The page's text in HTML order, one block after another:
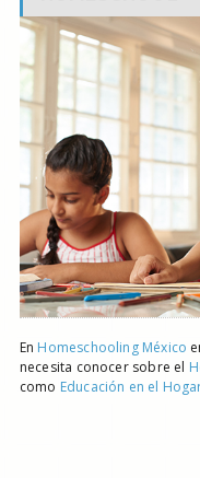
En Homeschooling México
necesita conocer sobre el
como Educación en el